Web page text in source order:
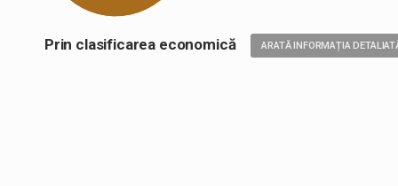
Prin clasificarea economică ARATĂ INFORMAȚIA